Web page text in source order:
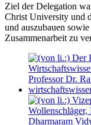
Ziel der Delegation
Christ University und
und auszubauen
Zusammenarbeit zu